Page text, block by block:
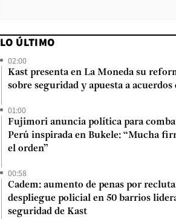
LO ÚLTIMO
02:00
Kast presenta en La Moneda su
sobre seguridad y apuesta a
01:00
Fujimori anuncia política para
Perú inspirada en Bukele: “Mucha
el orden”
00:58
Cadem: aumento de penas por
despliegue policial en 50 barrios
seguridad de Kast